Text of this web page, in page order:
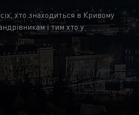
хто знаходиться в Кривому
і тим хто у